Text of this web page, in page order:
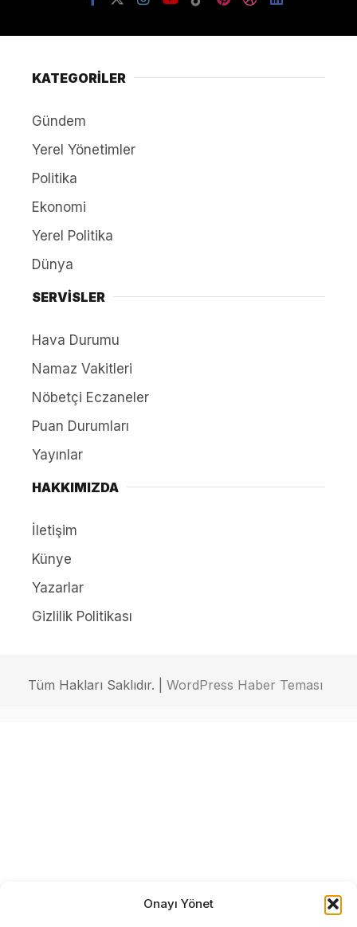
Onayı Yönet
KATEGORİLER
Gündem
Yerel Yönetimler
Politika
Ekonomi
Yerel Politika
Dünya
SERVİSLER
Hava Durumu
Namaz Vakitleri
Nöbetçi Eczaneler
Puan Durumları
Yayınlar
HAKKIMIZDA
İletişim
Künye
Yazarlar
Gizlilik Politikası
Tüm Hakları Saklıdır. | WordPress Haber Teması